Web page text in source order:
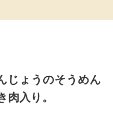
じょうのそうめん
入り。